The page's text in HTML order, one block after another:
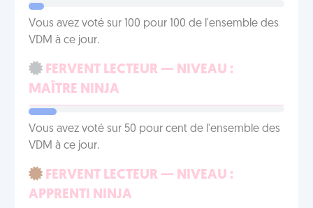
Vous avez voté sur 100 pour 100 de l'ensemble des
VDM à ce jour.
FERVENT LECTEUR — NIVEAU :
MAÎTRE NINJA
Vous avez voté sur 50 pour cent de l'ensemble des
VDM à ce jour.
FERVENT LECTEUR — NIVEAU :
APPRENTI NINJA